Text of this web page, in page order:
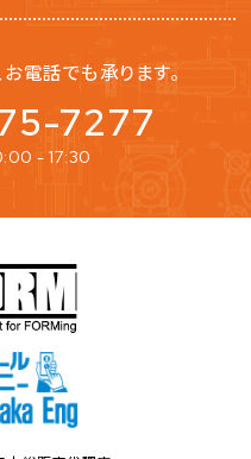
電話でも承ります。
7277
- 17:30